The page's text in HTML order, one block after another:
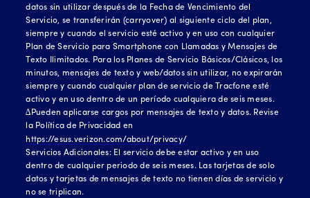
datos sin utilizar después de la Fecha de Vencimiento del
Servicio, se transferirán (carryover) al siguiente ciclo del plan,
siempre y cuando el servicio esté activo y en uso con cualquier
Plan de Servicio para Smartphone con Llamadas y Mensajes de
Texto Ilimitados. Para los Planes de Servicio Básicos/Clásicos, los
minutos, mensajes de texto y web/datos sin utilizar, no expirarán
siempre y cuando cualquier plan de servicio de Tracfone esté
activo y en uso dentro de un período cualquiera de seis meses.
∆Pueden aplicarse cargos por mensajes de texto y datos. Revise
la Política de Privacidad en
https://esus.verizon.com/about/privacy/
Servicios Adicionales: El servicio debe estar activo y en uso
dentro de cualquier periodo de seis meses. Las tarjetas de solo
datos y tarjetas de mensajes de texto no tienen días de servicio y
no se triplican.